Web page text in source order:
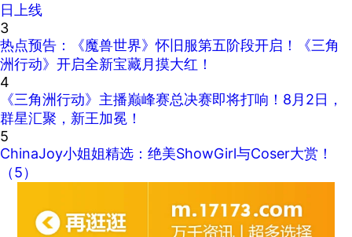
日上线
3
热点预告：《魔兽世界》怀旧服第五阶段开启！《三角
洲行动》开启全新宝藏月摸大红！
4
《三角洲行动》主播巅峰赛总决赛即将打响！8月2日，
群星汇聚，新王加冕！
5
ChinaJoy小姐姐精选：绝美ShowGirl与Coser大赏！
（5）